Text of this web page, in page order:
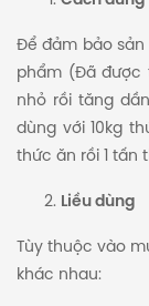
Để đảm bảo
phẩm (Đã được
nhỏ rồi tăng
dùng với 10kg
thức ăn rồi 1 tấn
Liều dùng
Tùy thuộc vào
khác nhau: